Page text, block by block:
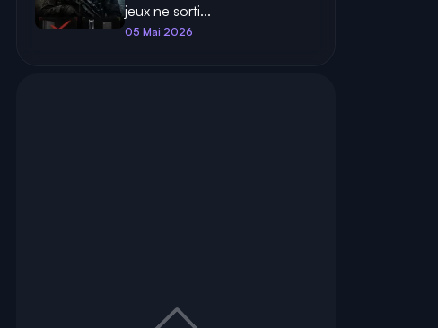
jeux ne sorti...
05 Mai 2026